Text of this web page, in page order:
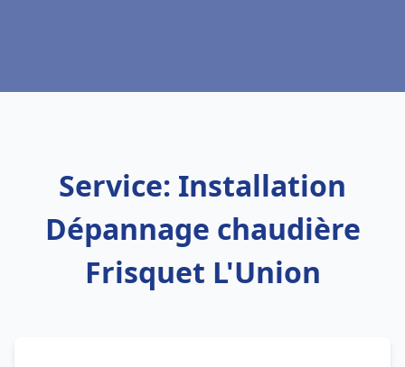
Service: Installation
Dépannage chaudière
Frisquet L'Union